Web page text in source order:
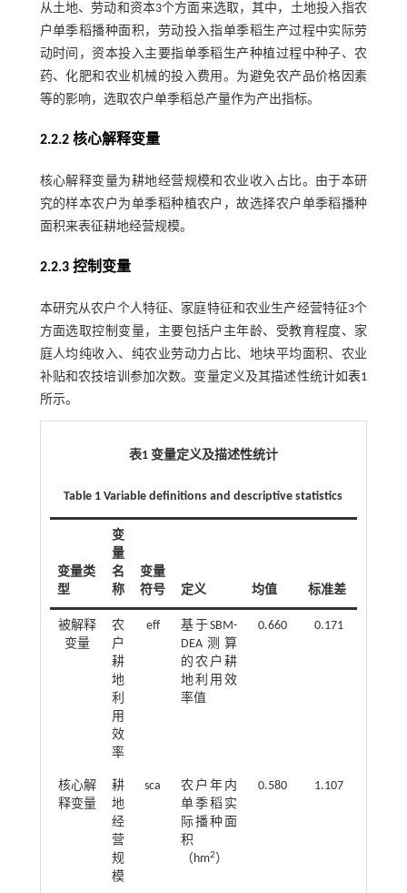
从土地、劳动和资本3个方面来选取，其中，土地投入指农
户单季稻播种面积，劳动投入指单季稻生产过程中实际劳
动时间，资本投入主要指单季稻生产种植过程中种子、农
药、化肥和农业机械的投入费用。为避免农产品价格因素
等的影响，选取农户单季稻总产量作为产出指标。
2.2.2 核心解释变量
核心解释变量为耕地经营规模和农业收入占比。由于本研
究的样本农户为单季稻种植农户，故选择农户单季稻播种
面积来表征耕地经营规模。
2.2.3 控制变量
本研究从农户个人特征、家庭特征和农业生产经营特征3个
方面选取控制变量，主要包括户主年龄、受教育程度、家
庭人均纯收入、纯农业劳动力占比、地块平均面积、农业
补贴和农技培训参加次数。变量定义及其描述性统计如表1
所示。
表1 变量定义及描述性统计
Table 1 Variable definitions and descriptive statistics
变量类
型
变
量
名
称
变量
符号
定义 均值 标准差
被解释
变量
农
户
耕
地
利
用
效
率
eff
基于SBM-
DEA测算
的农户耕
地利用效
率值
0.660 0.171
核心解
释变量
耕
地
经
营
规
模
sca
农户年内
单季稻实
际播种面
积
（hm2）
0.580 1.107